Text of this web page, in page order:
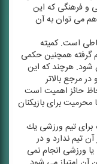
و فرهنگی كه این
می توان به آن
است. كمیته
گرفته همچنین حكمی
شود. هرچند كه این
مرجع بالاتر
حائز اهمیت است
برای بازیكنان
برای تیم ورزشی یك
تیم ندارد و در
ورزشی انجام نمی